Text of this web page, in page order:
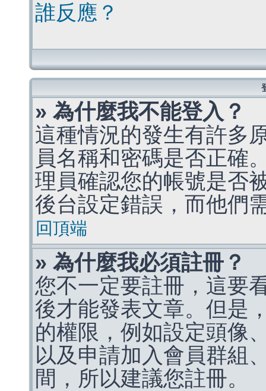
誰反應？
» 為什麼我不能登入？
這種情況的發生有許多
員名稱和密碼是否正確
理員確認您的帳號是否
後台設定錯誤，而他們
回頂端
» 為什麼我必須註冊？
您不一定要註冊，這要
後才能發表文章。但是
的權限，例如設定頭像
以及申請加入會員群組
間，所以建議您註冊。